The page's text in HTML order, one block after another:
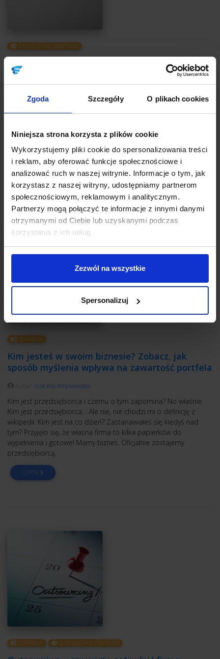
Zgoda Szczegóły O plikach cookies
Niniejsza strona korzysta z plików cookie
Wykorzystujemy pliki cookie do spersonalizowania treści
i reklam, aby oferować funkcje społecznościowe i
analizować ruch w naszej witrynie. Informacje o tym, jak
korzystasz z naszej witryny, udostępniamy partnerom
społecznościowym, reklamowym i analitycznym.
Partnerzy mogą połączyć te informacje z innymi danymi
otrzymanymi od Ciebie lub uzyskanymi podczas
korzystania z ich usług.
Zezwól na wszystkie
Spersonalizuj
ZARZĄDZANIE ZESPOŁEM
3 mity o premii, które mogą Cię drogo
kosztować
nowoczesne podejście, które faktycznie zmotywuje Twoich
pracowników do lepszej pracy.
STRATEGIA
Kim jesteś w swoim biznesie? Zobacz, jak
sposób myślenia wpływa na zawartość portfela
Izabela Wiśniewska
Kim jest przedsiębiorca i czemu o tym zapomina? No właśnie.
Kim jest przedsiębiorca… Ale nie, nie chodzi mi o definicję z
wikipedii. Kim jest na co dzień? Zastanawiałeś się kiedyś nad
tym? Przyjęło się, że własna firma to kilka papierków do
wypełnienia i gotowe! Mamy biznes. Oficjalnie zostajemy
przedsiębiorcą.
CZYTAJ
STRATEGIA ZARZĄDZANIE ZESPOŁEM